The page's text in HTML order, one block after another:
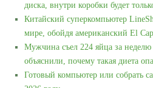
диска, внутри коробки будет
Китайский суперкомпьютер
мире, обойдя американский El
Мужчина съел 224 яйца за неделю
объяснили, почему такая диета
Готовый компьютер или собрать